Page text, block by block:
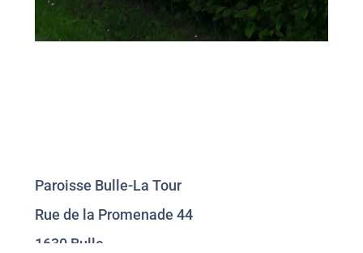
Paroisse Bulle-La Tour
Rue de la Promenade 44
1630 Bulle